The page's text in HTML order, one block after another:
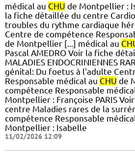
médical au CHU de Montpellier :
la fiche détaillée du centre
troubles du rythme cardiaque
Centre de compétence
de Montpellier [...] médical au
Pascal AMEDRO Voir la fiche
MALADIES ENDOCRINIENNES
génital: Du foetus à l'adulte
Responsable médical au CHU de
compétence Responsable
Montpellier : Françoise PARIS
centre Maladies rares de la
compétence Responsable
Montpellier : Isabelle
11/02/2026 12:09